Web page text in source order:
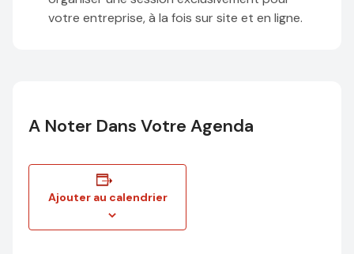
votre entreprise, à la fois sur site et en ligne.
A Noter Dans Votre Agenda
Ajouter au calendrier